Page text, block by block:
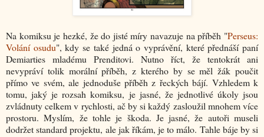
Na komiksu je hezké, že do jisté míry navazuje na příběh "Perseus:
Volání osudu", kdy se také jedná o vyprávění, které přednáší paní
Demiarties mladému Prenditovi. Nutno říct, že tentokrát ani
nevypráví tolik morální příběh, z kterého by se měl žák poučit
přímo ve svém, ale jednoduše příběh z řeckých bájí. Vzhledem k
tomu, jaký je rozsah komiksu, je jasné, že jednotlivé úkoly jsou
zvládnuty celkem v rychlosti, ač by si každý zasloužil mnohem více
prostoru. Myslím, že tohle je škoda. Je jasné, že autoři museli
dodržet standard projektu, ale jak říkám, je to málo. Tahle báje by si